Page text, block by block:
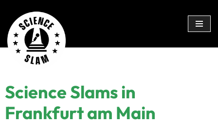
Zum
Inhalt
springen
Science Slams in
Frankfurt am Main